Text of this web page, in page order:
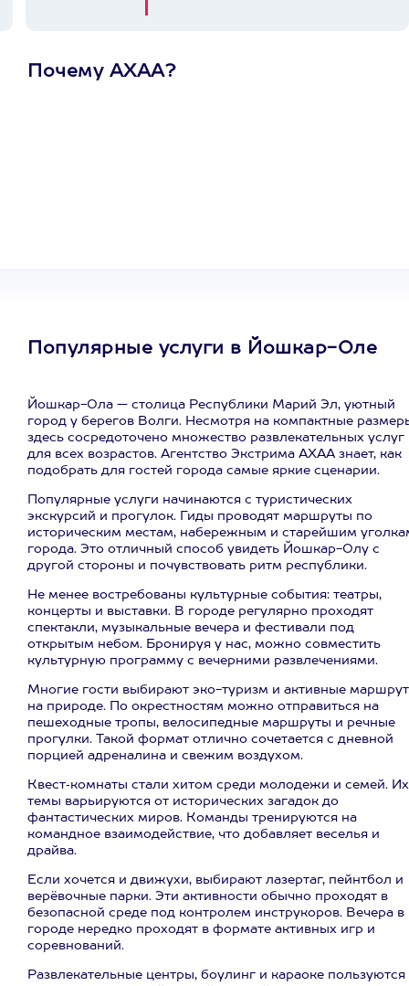
Почему АХАА?
Популярные услуги в Йошкар-Оле
Йошкар-Ола — столица Республики Марий Эл, уютный
город у берегов Волги. Несмотря на компактные
здесь сосредоточено множество развлекательных услуг
для всех возрастов. Агентство Экстрима АХАА знает, как
подобрать для гостей города самые яркие сценарии.
Популярные услуги начинаются с туристических
экскурсий и прогулок. Гиды проводят маршруты по
историческим местам, набережным и старейшим
города. Это отличный способ увидеть Йошкар-Олу с
другой стороны и почувствовать ритм республики.
Не менее востребованы культурные события: театры,
концерты и выставки. В городе регулярно проходят
спектакли, музыкальные вечера и фестивали под
открытым небом. Бронируя у нас, можно совместить
культурную программу с вечерними развлечениями.
Многие гости выбирают эко-туризм и активные
на природе. По окрестностям можно отправиться на
пешеходные тропы, велосипедные маршруты и речные
прогулки. Такой формат отлично сочетается с дневной
порцией адреналина и свежим воздухом.
Квест‑комнаты стали хитом среди молодежи и семей. Их
темы варьируются от исторических загадок до
фантастических миров. Команды тренируются на
командное взаимодействие, что добавляет веселья и
драйва.
Если хочется и движухи, выбирают лазертаг, пейнтбол и
верёвочные парки. Эти активности обычно проходят в
безопасной среде под контролем инструкоров. Вечера в
городе нередко проходят в формате активных игр и
соревнований.
Развлекательные центры, боулинг и караоке пользуются